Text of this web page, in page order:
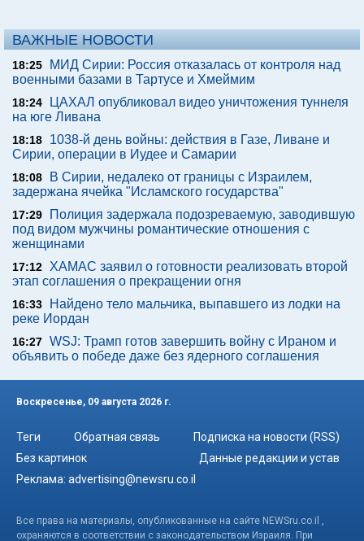
ВАЖНЫЕ НОВОСТИ
18:25
МИД Сирии: Россия отказалась от контроля над
военными базами в Тартусе и Хмеймим
18:24
ЦАХАЛ опубликовал видео уничтожения туннеля
на юге Ливана
18:18
1038-й день войны: действия в Газе, Ливане и
Сирии, операции в Иудее и Самарии
18:08
В Сирии, недалеко от границы с Израилем,
задержана ячейка "Исламского государства"
17:29
Полиция задержала подозреваемую, заводившую
под видом мужчины романтические отношения с
женщинами
17:12 ХАМАС заявил о готовности реализовать второй
этап соглашения о прекращении огня
16:33
Найдено тело мальчика, выпавшего из лодки на
реке Иордан
16:27 WSJ: Трамп готов завершить войну с Ираном и
объявить о победе даже без ядерного соглашения
Воскресенье, 09 августа 2026 г.
Теги Обратная связь
Подписка на новости (RSS)
Без картинок
Данные редакции и устав
Реклама: advertising@newsru.co.il
Все права на материалы, опубликованные на сайте NEWSru.co.il ,
охраняются в соответствии с законодательством Израиля. При